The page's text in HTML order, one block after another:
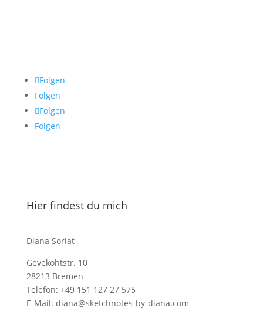
Folgen
Folgen
Folgen
Folgen
Hier findest du mich
Diana Soriat
Gevekohtstr. 10
28213 Bremen
Telefon: +49 151 127 27 575
E-Mail: diana@sketchnotes-by-diana.com